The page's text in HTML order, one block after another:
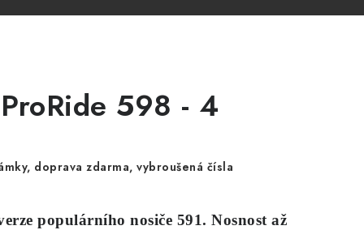
598 - 4
doprava zdarma, vybroušená čísla
populárního nosiče 591. Nosnost až